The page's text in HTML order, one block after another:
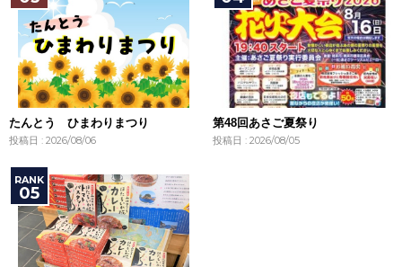
たんとう ひまわりまつり
投稿日 : 2026/08/06
第48回あさご夏祭り
投稿日 : 2026/08/05